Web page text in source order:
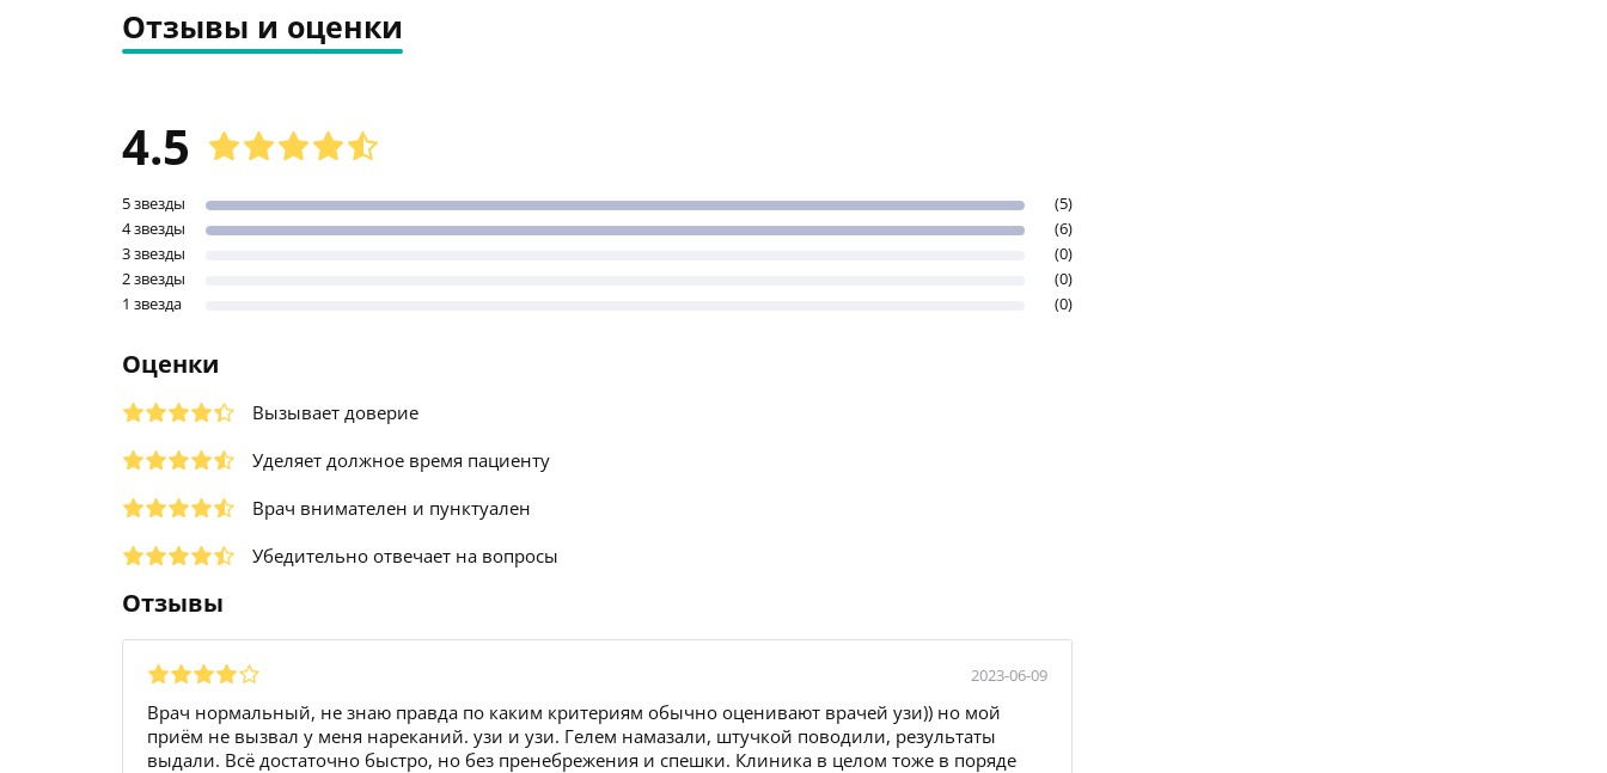
Отзывы и оценки
4.5
5 звезды
(5)
4 звезды
(6)
3 звезды
(0)
2 звезды
(0)
1 звезда
(0)
Оценки
Вызывает доверие
Уделяет должное время пациенту
Врач внимателен и пунктуален
Убедительно отвечает на вопросы
Отзывы
2023-06-09
Врач нормальный, не знаю правда по каким критериям обычно оценивают врачей узи)) но мой
приём не вызвал у меня нареканий. узи и узи. Гелем намазали, штучкой поводили, результаты
выдали. Всё достаточно быстро, но без пренебрежения и спешки. Клиника в целом тоже в поряде